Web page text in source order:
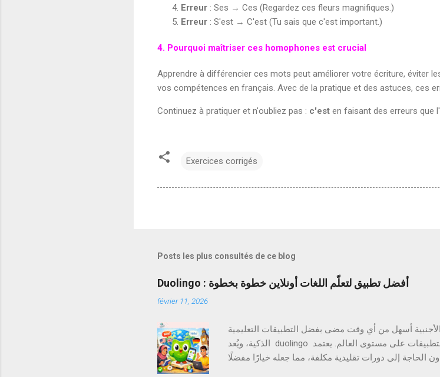
Erreur : Ses → Ces (Regardez ces fleurs magnifiques.)
Erreur : S'est → C'est (Tu sais que c'est important.)
4. Pourquoi maîtriser ces homophones est crucial
Apprendre à différencier ces mots peut améliorer votre écriture, éviter
vos compétences en français. Avec de la pratique et des astuces, ces
Continuez à pratiquer et n'oubliez pas : c'est en faisant des erreurs que
Exercices corrigés
Posts les plus consultés de ce blog
Duolingo : أفضل تطبيق لتعلّم اللغات أونلاين خطوة بخطوة
février 11, 2026
أسهل من أي وقت مضى بفضل التطبيقات التعليمية
الذكية، ويُعد duolingo من أشهر هذه التطبيقات على مستوى العالم. يعتمد Duolingo على أسلوب تعليمي مبسط
الحاجة إلى دورات تقليدية مكلفة، مما جعله خيارًا مفضلًا